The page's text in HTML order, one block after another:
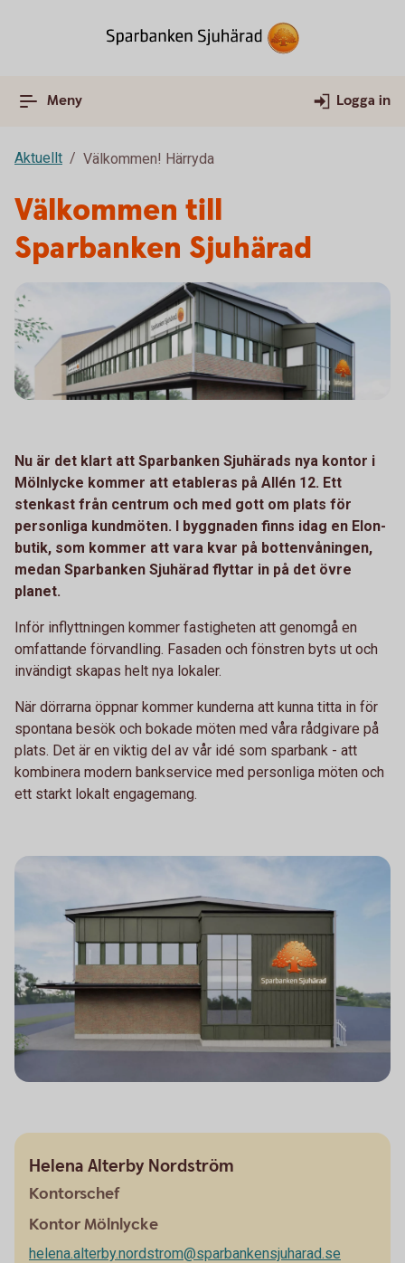
Meny Logga in
Aktuellt Välkommen! Härryda
Välkommen till
Sparbanken Sjuhärad
Nu är det klart att Sparbanken Sjuhärads nya kontor i
Mölnlycke kommer att etableras på Allén 12. Ett
stenkast från centrum och med gott om plats för
personliga kundmöten. I byggnaden finns idag en Elon-
butik, som kommer att vara kvar på bottenvåningen,
medan Sparbanken Sjuhärad flyttar in på det övre
planet.
Inför inflyttningen kommer fastigheten att genomgå en
omfattande förvandling. Fasaden och fönstren byts ut och
invändigt skapas helt nya lokaler.
När dörrarna öppnar kommer kunderna att kunna titta in för
spontana besök och bokade möten med våra rådgivare på
plats. Det är en viktig del av vår idé som sparbank - att
kombinera modern bankservice med personliga möten och
ett starkt lokalt engagemang.
Helena Alterby Nordström
Kontorschef
Kontor Mölnlycke
helena.alterby.nordstrom@sparbankensjuharad.se